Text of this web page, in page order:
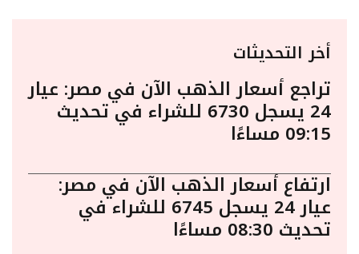
أخر التحديثات
تراجع أسعار الذهب الآن في مصر: عيار
24 يسجل 6730 للشراء في تحديث
09:15 مساءًا
ارتفاع أسعار الذهب الآن في مصر:
عيار 24 يسجل 6745 للشراء في
تحديث 08:30 مساءًا